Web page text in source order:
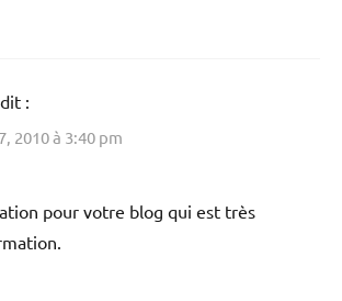
dit :
2010 à 3:40 pm
pour votre blog qui est très